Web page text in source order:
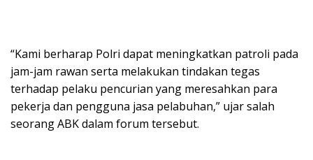
“Kami berharap Polri dapat meningkatkan patroli pada
jam-jam rawan serta melakukan tindakan tegas
terhadap pelaku pencurian yang meresahkan para
pekerja dan pengguna jasa pelabuhan,” ujar salah
seorang ABK dalam forum tersebut.